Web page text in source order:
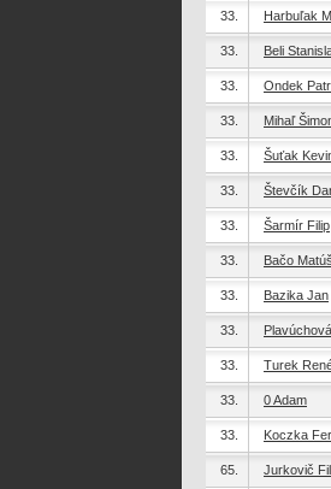
33. Harbuľak
33. Beli
33. Ondek
33. Mihaľ
33. Šuťak
33. Števčík
33. Šarmír Filip
33. Bačo
33. Bazika Jan
33.
33. Turek
33. 0 Adam
33. Koczka
65. Jurkovič